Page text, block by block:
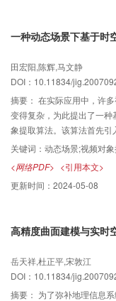
一种动态场景下基于时
田宏阳,陈辉,马文静
DOI：10.11834/
摘要： 在实际应用中，许
变得复杂，为此提出了一
象提取算法。该算法首先
中光照变化的影响，故可提
动估计来得到最终运动模
进行空间分割，最终提取
场景的视频流中提取运动对
补偿，因而不仅节省了计
的效果。
关键词： 动态场景;视频对
<网络PDF> <引用本文>
更新时间： 2024-05-08
高精度曲面建模与实时
岳天祥,杜正平,宋敦江
DOI：10.11834/
摘要： 为了弥补地理信息